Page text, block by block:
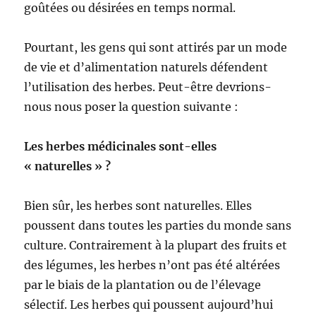
goûtées ou désirées en temps normal.
Pourtant, les gens qui sont attirés par un mode
de vie et d’alimentation naturels défendent
l’utilisation des herbes. Peut-être devrions-
nous nous poser la question suivante :
Les herbes médicinales sont-elles
« naturelles » ?
Bien sûr, les herbes sont naturelles. Elles
poussent dans toutes les parties du monde sans
culture. Contrairement à la plupart des fruits et
des légumes, les herbes n’ont pas été altérées
par le biais de la plantation ou de l’élevage
sélectif. Les herbes qui poussent aujourd’hui